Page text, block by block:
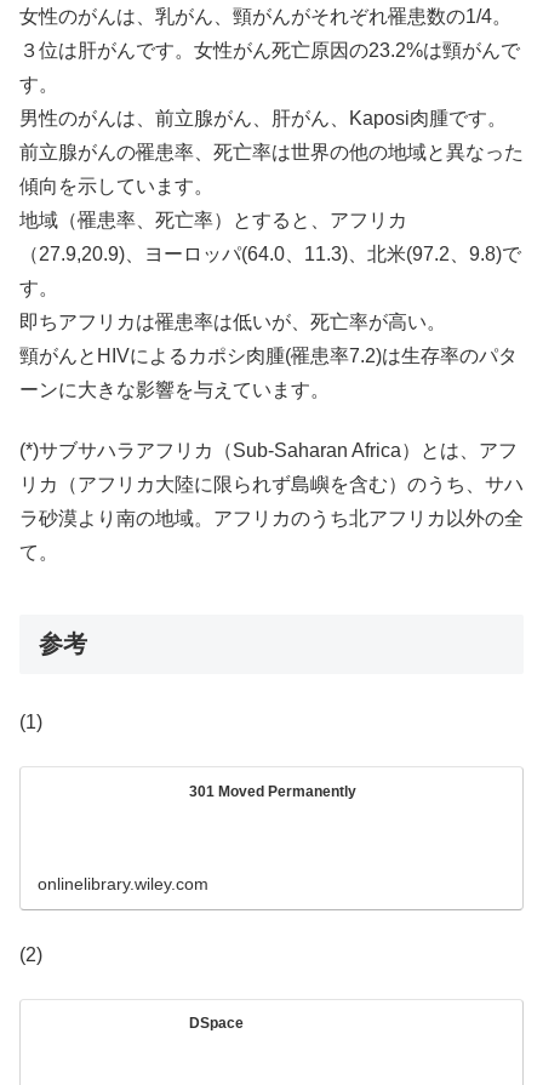
女性のがんは、乳がん、頸がんがそれぞれ罹患数の1/4。
３位は肝がんです。女性がん死亡原因の23.2%は頸がんで
す。
男性のがんは、前立腺がん、肝がん、Kaposi肉腫です。
前立腺がんの罹患率、死亡率は世界の他の地域と異なった
傾向を示しています。
地域（罹患率、死亡率）とすると、アフリカ
（27.9,20.9)、ヨーロッパ(64.0、11.3)、北米(97.2、9.8)で
す。
即ちアフリカは罹患率は低いが、死亡率が高い。
頸がんとHIVによるカポシ肉腫(罹患率7.2)は生存率のパタ
ーンに大きな影響を与えています。
(*)サブサハラアフリカ（Sub-Saharan Africa）とは、アフ
リカ（アフリカ大陸に限られず島嶼を含む）のうち、サハ
ラ砂漠より南の地域。アフリカのうち北アフリカ以外の全
て。
参考
(1)
301 Moved Permanently
onlinelibrary.wiley.com
(2)
DSpace